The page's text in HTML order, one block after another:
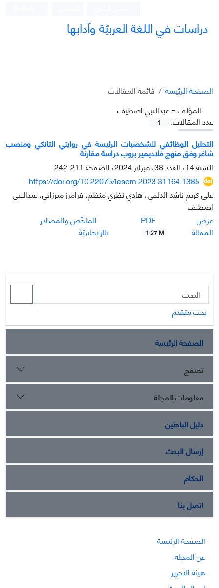
دراسات في اللغة العربيّة وآدابها
الصفحة الرئيسة
قائمة المقالات
المؤلف =عبدالنبي اصطيف
عدد المقالات:
1
التحليل الوظائفي للشخصيات الرئيسة في روايتي التانكي ومنصب
شاغر وفق منهج فلاديمير بروب دراسة مقارنة
السنة 14، العدد 38، فبراير 2024، الصفحة
211-242
https://doi.org/10.22075/lasem.2023.31164.1385
علي كريم ناشد الدلفي، هادي نظري منظم، فرامرز ميرزايي، عبدالنبي
اصطيف
عرض
المقالة
1.27 M
الملخّص والمصادر
بالإنجليزيّة
بحث متقدم
الصفحة الرئيسة
تصفح
معلومات المجلة
دليل الباحثين
إرسال البحث
الحكام
اتصل بنا
الصفحة الرئيسة
عن المجلة
هيئة التحرير